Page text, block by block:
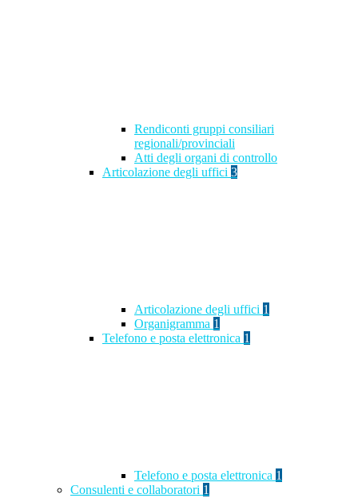
Rendiconti gruppi consiliari
regionali/provinciali
Atti degli organi di controllo
Articolazione degli uffici 3
Articolazione degli uffici 1
Organigramma 1
Telefono e posta elettronica 1
Telefono e posta elettronica 1
Consulenti e collaboratori 1